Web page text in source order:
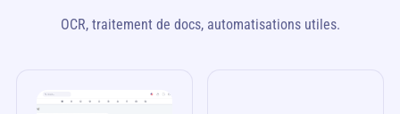
OCR, traitement de docs, automatisations utiles.